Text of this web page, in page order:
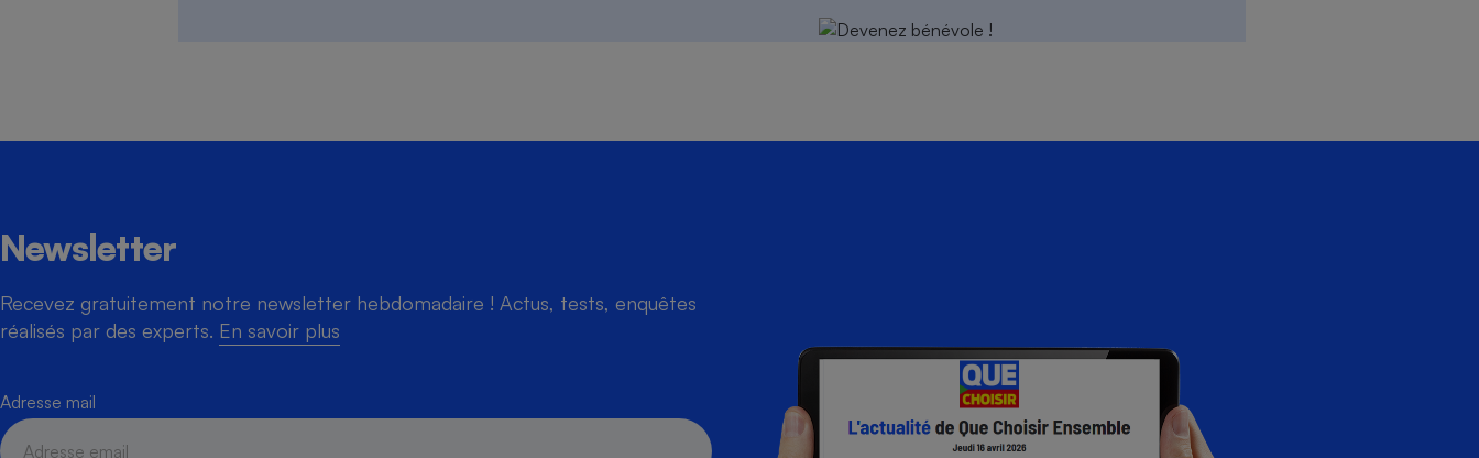
Newsletter
Recevez gratuitement notre newsletter hebdomadaire ! Actus, tests, enquêtes
réalisés par des experts. En savoir plus
Adresse mail